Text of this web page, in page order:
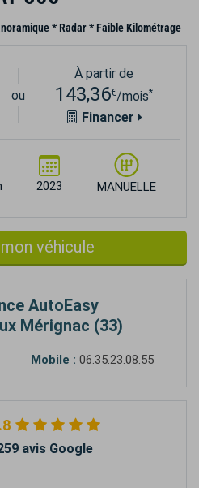
* Radar * Faible Kilométrage
2023 MANUELLE
ou
À partir de
143,36€/mois*
Financer
véhicule
AutoEasy
Mérignac (33)
Mobile : 06.35.23.08.55
avis Google